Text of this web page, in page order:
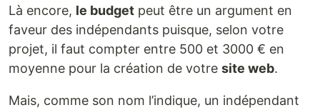
Là encore, le budget peut être un argument en
faveur des indépendants puisque, selon votre
projet, il faut compter entre 500 et 3000 € en
moyenne pour la création de votre site web.
Mais, comme son nom l’indique, un indépendant